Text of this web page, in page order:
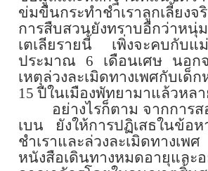
ข่มขืนกระทำชำเราลูกเลี้ย
การสืบสวนยังทราบอีกว่าหนุ่
เตเลียรายนี้ เพิ่งจะคบกับแ
ประมาณ 6 เดือนเศษ นอก
เหตุล่วงละเมิดทางเพศกับเด็
15ปีในเมืองพัทยามาแล้วหล
อย่างไรก็ตาม จากการ
เบน ยังให้การปฏิเสธในข้อ
ชำเราและล่วงละเมิดทางเ
หนังสือเดินทางหมดอายุและ